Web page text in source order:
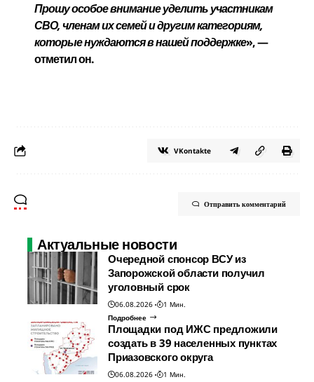
Прошу особое внимание уделить участникам
СВО, членам их семей и другим категориям,
которые нуждаются в нашей поддержке», —
отметил он.
VKontakte
Отправить комментарий
Актуальные новости
Очередной спонсор ВСУ из
Запорожской области получил
уголовный срок
06.08.2026
1 Мин.
Подробнее
Площадки под ИЖС предложили
создать в 39 населенных пунктах
Приазовского округа
06.08.2026
1 Мин.